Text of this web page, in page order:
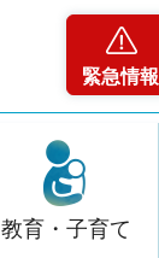
緊急情報
教育・子育て